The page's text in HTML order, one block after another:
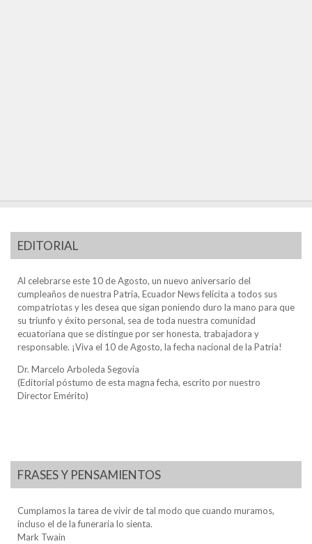
EDITORIAL
Al celebrarse este 10 de Agosto, un nuevo aniversario del
cumpleaños de nuestra Patria, Ecuador News felicita a todos sus
compatriotas y les desea que sigan poniendo duro la mano para que
su triunfo y éxito personal, sea de toda nuestra comunidad
ecuatoriana que se distingue por ser honesta, trabajadora y
responsable. ¡Viva el 10 de Agosto, la fecha nacional de la Patria!
Dr. Marcelo Arboleda Segovia
(Editorial póstumo de esta magna fecha, escrito por nuestro
Director Emérito)
FRASES Y PENSAMIENTOS
Cumplamos la tarea de vivir de tal modo que cuando muramos,
incluso el de la funeraria lo sienta.
Mark Twain